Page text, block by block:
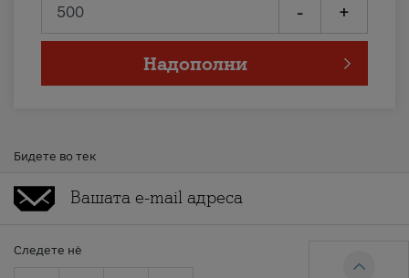
- +
Надополни
Бидете во тек
Следете нè